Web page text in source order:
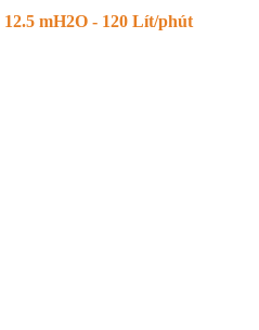
12.5 mH2O - 120 Lít/phút